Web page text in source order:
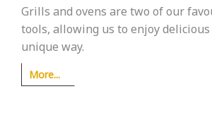
Grills and ovens are two of our
tools, allowing us to enjoy
unique way.
More...